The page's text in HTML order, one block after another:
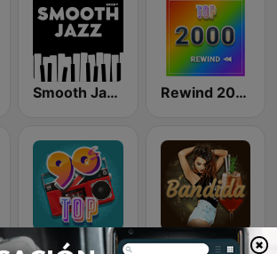
Smooth Jazz - Groov Rewind 2000's
Top 90's Latina Bandida!